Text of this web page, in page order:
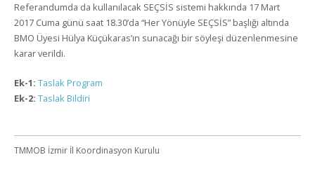
Referandumda da kullanılacak SEÇSİS sistemi hakkında 17 Mart
2017 Cuma günü saat 18.30’da “Her Yönüyle SEÇSİS” başlığı altında
BMO Üyesi Hülya Küçükaras’ın sunacağı bir söyleşi düzenlenmesine
karar verildi.
Ek-1: Taslak Program
Ek-2: Taslak Bildiri
TMMOB İzmir İl Koordinasyon Kurulu